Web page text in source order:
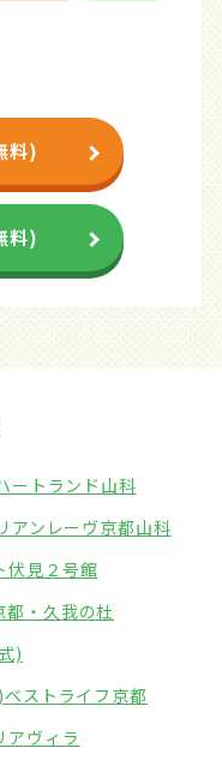
料)
料)
ートランド山科
アンレーヴ京都山科
伏見２号館
都・久我の杜
)
ベストライフ京都
アヴィラ